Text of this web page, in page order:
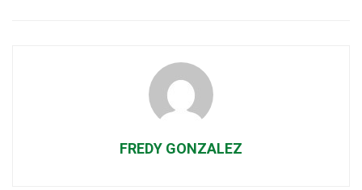
FREDY GONZALEZ